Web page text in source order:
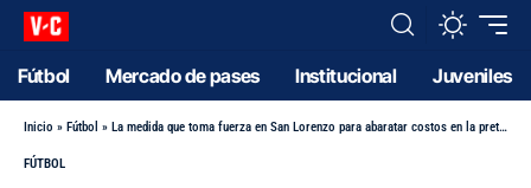
Fútbol Mercado de pases Institucional Juveniles
Inicio » Fútbol » La medida que toma fuerza en San Lorenzo para abaratar costos en la pretemporada
FÚTBOL